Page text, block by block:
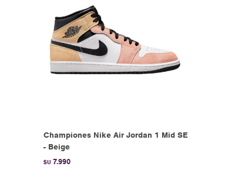
Championes Nike Air Jordan 1 Mid SE
- Beige
$U 7.990